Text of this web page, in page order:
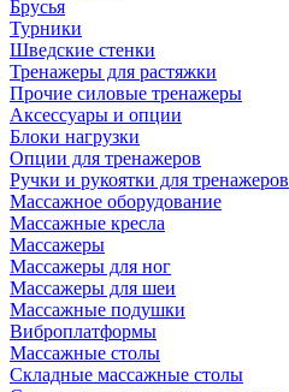
Брусья
Турники
Шведские стенки
Тренажеры для растяжки
Прочие силовые тренажеры
Аксессуары и опции
Блоки нагрузки
Опции для тренажеров
Ручки и рукоятки для тренажеров
Массажное оборудование
Массажные кресла
Массажеры
Массажеры для ног
Массажеры для шеи
Массажные подушки
Виброплатформы
Массажные столы
Складные массажные столы